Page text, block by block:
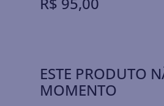
ESTE PRODUTO
MOMENTO